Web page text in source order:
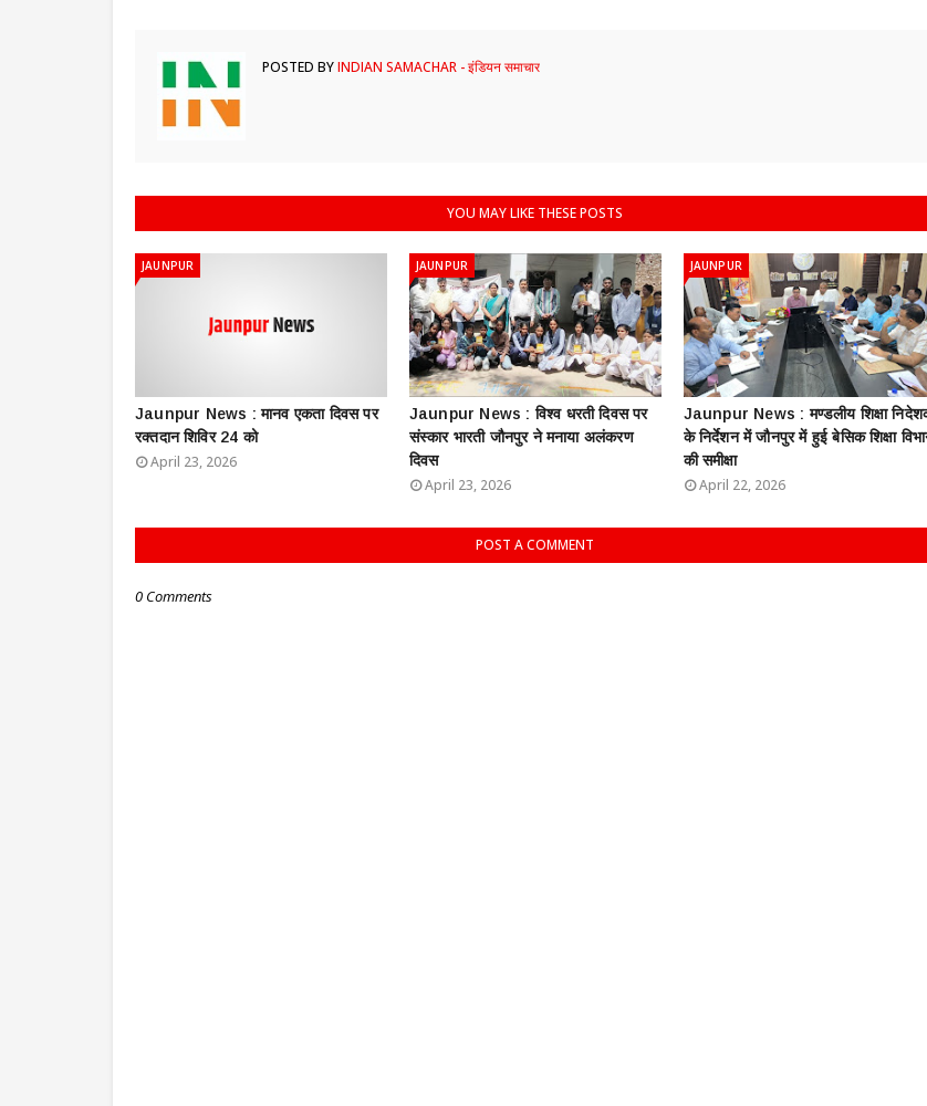
POSTED BYINDIAN SAMACHAR - इंडियन समाचार
YOU MAY LIKE THESE POSTS
JAUNPUR
Jaunpur News : ​मानव एकता दिवस पर
रक्तदान शिविर 24 को
April 23, 2026
JAUNPUR
Jaunpur News : विश्व धरती दिवस पर
संस्कार भारती जौनपुर ने मनाया अलंकरण
दिवस
April 23, 2026
JAUNPUR
Jaunpur News : ​मण्डलीय शिक्षा
के निर्देशन में जौनपुर में हुई बेसिक शिक्षा
की समीक्षा
April 22, 2026
POST A COMMENT
0 Comments